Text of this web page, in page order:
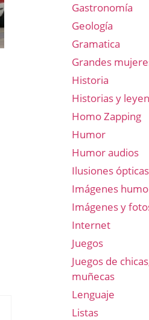
Gastronomía
Geología
Gramatica
Grandes
Historia
Historias y
Homo Zapping
Humor
Humor audios
Ilusiones ópticas
Imágenes
Imágenes y
Internet
Juegos
Juegos de
muñecas
Lenguaje
Listas